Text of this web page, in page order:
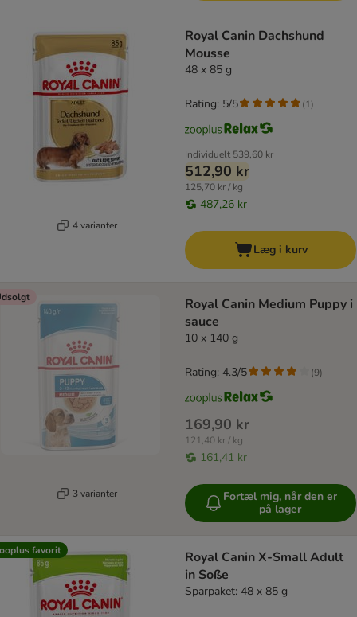
4 varianter
Royal Canin Dachshund
Mousse
48 x 85 g
Individuelt 539,60 kr
512,90 kr
125,70 kr / kg
487,26 kr
Rating: 5/5 (1)
Læg i kurv
3 varianter
Royal Canin Medium Puppy i
sauce
10 x 140 g
169,90 kr
121,40 kr / kg
161,41 kr
Rating: 4.3/5 (9)
Fortæl mig, når den er
på lager
favorit
Royal Canin X-Small Adult
in Soße
Sparpaket: 48 x 85 g